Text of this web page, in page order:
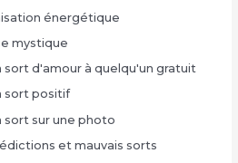
énergétique
mystique
sort d'amour à quelqu'un gratuit
sort positif
sort sur une photo
et mauvais sorts